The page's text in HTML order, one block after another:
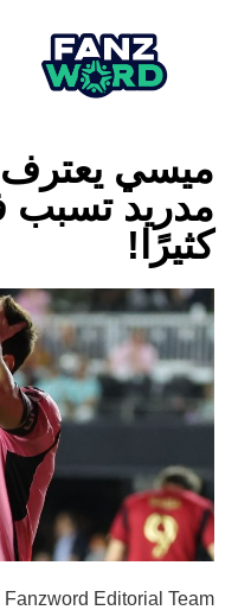
ميسي
مدريد تسبب
كثيرًا!
Fanzword Editorial Team